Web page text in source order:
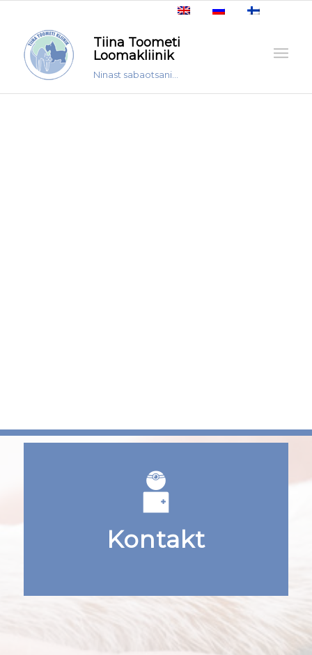
Tiina Toometi
Loomakliinik
Ninast sabaotsani...
Kontakt